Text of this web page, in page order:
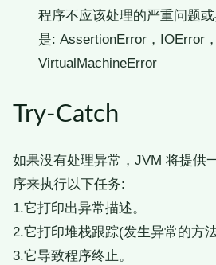
程序不应该处理的严重问题
是: AssertionError，IOError
VirtualMachineError
Try-Catch
如果没有处理异常，JVM 将提供
序来执行以下任务:
1.它打印出异常描述。
2.它打印堆栈跟踪(发生异常的方
3.它导致程序终止。